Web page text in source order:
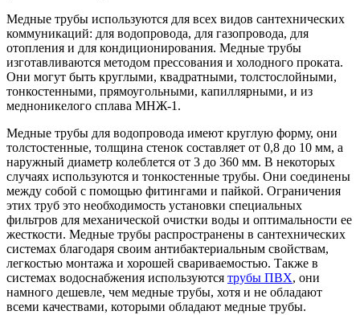
Медные трубы используются для всех видов сантехнических
коммуникаций: для водопровода, для газопровода, для
отопления и для кондиционирования. Медные трубы
изготавливаются методом прессования и холодного проката.
Они могут быть круглыми, квадратными, толстослойными,
тонкостенными, прямоугольными, капиллярными, и из
медноникелого сплава МНЖ-1.
Медные трубы для водопровода имеют круглую форму, они
толстостенные, толщина стенок составляет от 0,8 до 10 мм, а
наружный диаметр колеблется от 3 до 360 мм. В некоторых
случаях используются и тонкостенные трубы. Они соединены
между собой с помощью фитингами и пайкой. Ограничения
этих труб это необходимость установки специальных
фильтров для механической очистки воды и оптимальности ее
жесткости. Медные трубы распространены в сантехнических
системах благодаря своим антибактериальным свойствам,
легкостью монтажа и хорошей свариваемостью. Также в
системах водоснабжения используются трубы ПВХ, они
намного дешевле, чем медные трубы, хотя и не обладают
всеми качествами, которыми обладают медные трубы.